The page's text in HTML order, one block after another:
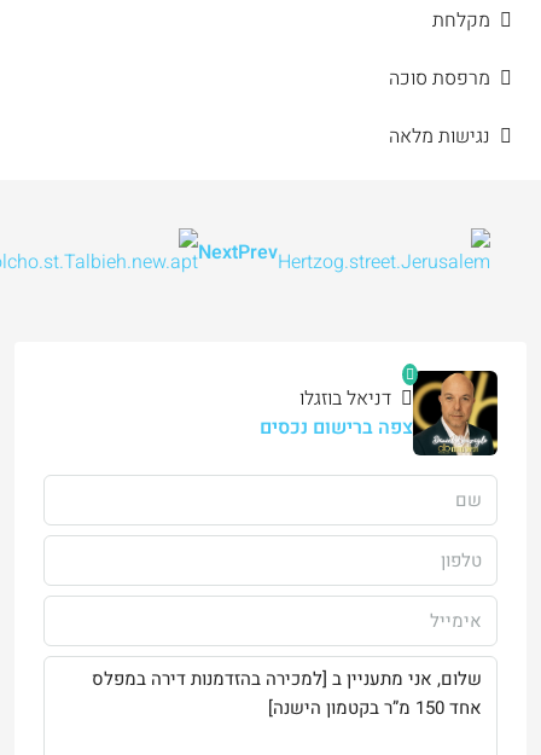
מקלחת
מרפסת סוכה
נגישות מלאה
Prev
Next
דניאל בוזגלו
צפה ברישום נכסים